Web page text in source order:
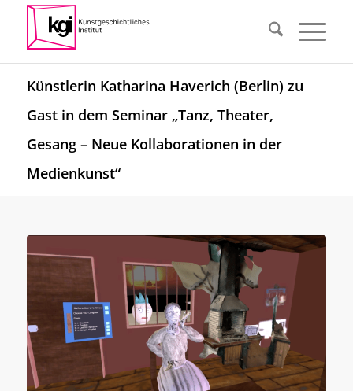
Künstlerin Katharina Haverich (Berlin) zu
Gast in dem Seminar „Tanz, Theater,
Gesang – Neue Kollaborationen in der
Medienkunst“